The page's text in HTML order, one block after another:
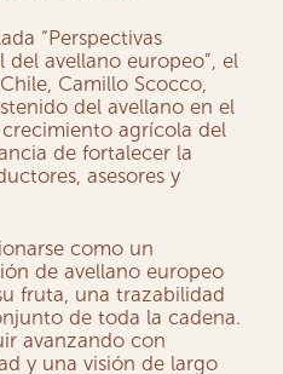
“Perspectivas
avellano europeo”, el
Camillo Scocco
del avellano en el
agrícola del
de fortalecer la
asesores y
como un
de avellano europeo
fruta, una trazabilidad
de toda la cadena.
avanzando con
y una visión de largo